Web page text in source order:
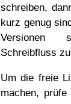
schreiben,
kurz genug
Versionen
Schreibfluss
Um die freie
machen,